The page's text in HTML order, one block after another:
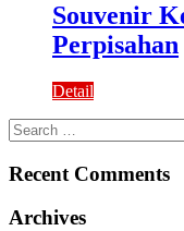
Souvenir
Perpisahan
Detail
Search
for:
Recent Comments
Archives